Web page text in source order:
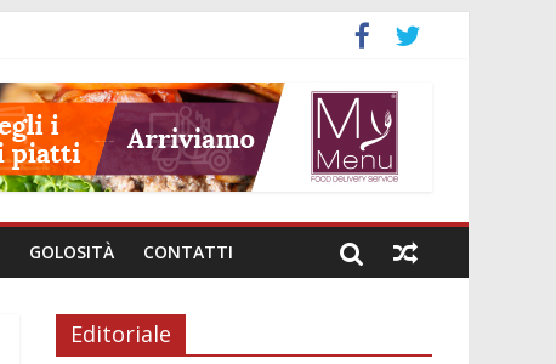
GOLOSITÀ CONTATTI
Editoriale